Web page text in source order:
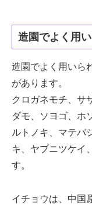
造園でよく用
造園でよく用いら
があります。
クロガネモチ、サ
ダモ、ソヨゴ、ホ
ルトノキ、マテバ
キ、ヤブニツケイ
す。
イチョウは、中国